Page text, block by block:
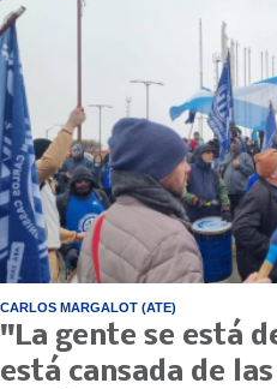
CARLOS MARGALOT (ATE)
"La gente se está
está cansada de